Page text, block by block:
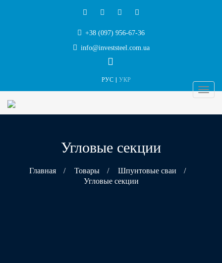
+38 (097) 956-67-36
info@investsteel.com.ua
РУС УКР
Угловые секции
Главная / Товары / Шпунтовые сваи
/
Угловые секции